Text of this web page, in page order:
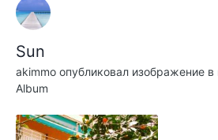
Sun
akimmo опубликовал изображение в
Album